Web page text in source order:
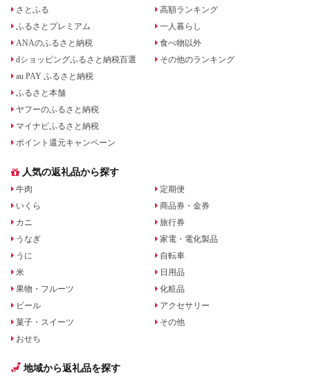
さとふる
ふるさとプレミアム
ANAのふるさと納税
dショッピングふるさと納税百選
au PAY ふるさと納税
ふるさと本舗
ヤフーのふるさと納税
マイナビふるさと納税
ポイント還元キャンペーン
高額ランキング
一人暮らし
食べ物以外
その他のランキング
人気の返礼品から探す
牛肉
いくら
カニ
うなぎ
うに
米
果物・フルーツ
ビール
菓子・スイーツ
おせち
定期便
商品券・金券
旅行券
家電・電化製品
自転車
日用品
化粧品
アクセサリー
その他
地域から返礼品を探す